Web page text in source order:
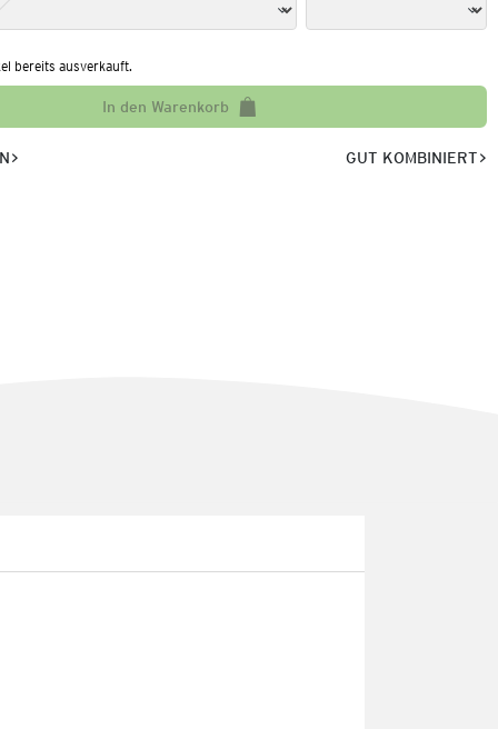
bereits ausverkauft.
In den Warenkorb
GUT KOMBINIERT